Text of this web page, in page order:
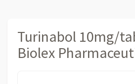
Turinabol 10mg/
Biolex